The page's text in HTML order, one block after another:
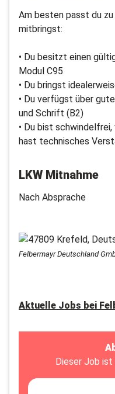
Am besten passt du
mitbringst:
• Du besitzt einen
Modul C95
• Du bringst
• Du verfügst über
und Schrift (B2)
• Du bist
hast technisches
LKW Mitnahme
Nach Absprache
Felbermayr Deutschland
Aktuelle Jobs bei
Dieser Job ist